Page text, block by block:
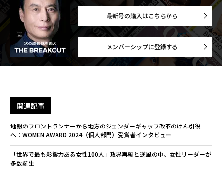
最新号の購入はこちらから
メンバーシップに登録する
関連記事
地銀のフロントランナーから地方のジェンダーギャップ改革のけん引役
へ：WOMEN AWARD 2024〈個人部門〉受賞者インタビュー
「世界で最も影響力ある女性100人」政界再編と逆風の中、女性リーダーが
多数誕生